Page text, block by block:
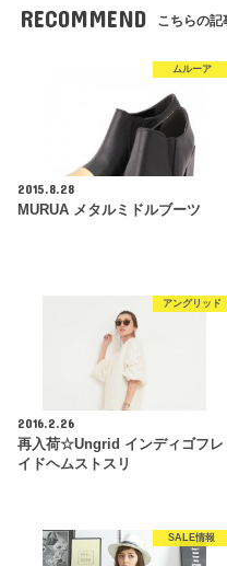
RECOMMEND こちらの記
ムルーア
2015.8.28
MURUA メタルミドルブーツ
アングリッド
2016.2.26
再入荷☆Ungrid インディゴフレ
イドヘムストスリ
SALE情報